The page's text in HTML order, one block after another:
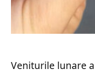
Veniturile lunare